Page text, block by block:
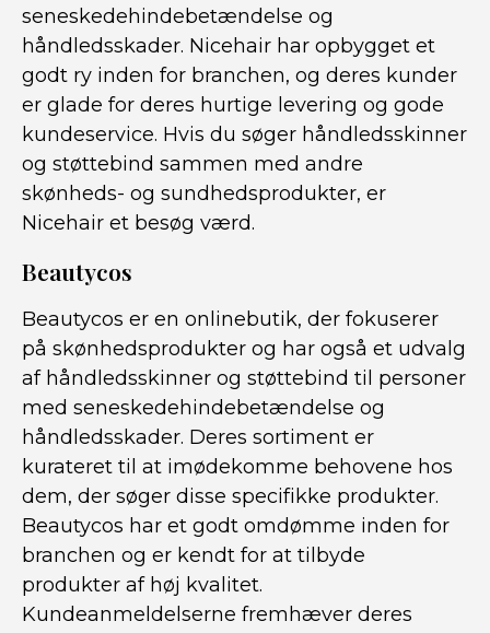
seneskedehindebetændelse og
håndledsskader. Nicehair har opbygget et
godt ry inden for branchen, og deres kunder
er glade for deres hurtige levering og gode
kundeservice. Hvis du søger håndledsskinner
og støttebind sammen med andre
skønheds- og sundhedsprodukter, er
Nicehair et besøg værd.
Beautycos
Beautycos er en onlinebutik, der fokuserer
på skønhedsprodukter og har også et udvalg
af håndledsskinner og støttebind til personer
med seneskedehindebetændelse og
håndledsskader. Deres sortiment er
kurateret til at imødekomme behovene hos
dem, der søger disse specifikke produkter.
Beautycos har et godt omdømme inden for
branchen og er kendt for at tilbyde
produkter af høj kvalitet.
Kundeanmeldelserne fremhæver deres